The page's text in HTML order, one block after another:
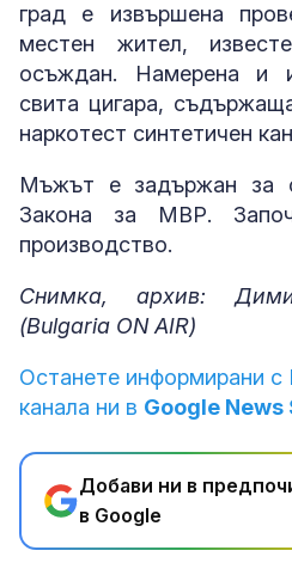
град е извършена
местен жител,
осъждан. Намерена и
свита цигара,
наркотест синтетичен
Мъжът е задържан за
Закона за МВР.
производство.
Снимка, архив:
(Bulgaria ON AIR)
Останете информирани с
канала ни в Google News
Добави ни в
в Google